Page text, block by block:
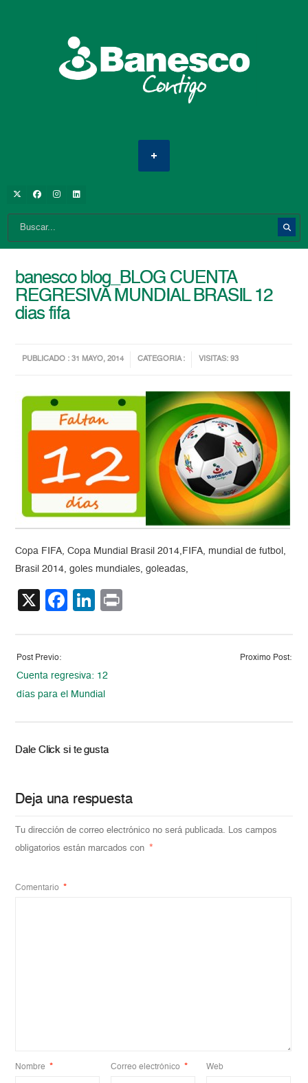
banesco blog_BLOG CUENTA
REGRESIVA MUNDIAL BRASIL 12
dias fifa
PUBLICADO : 31 MAYO, 2014 CATEGORIA : VISITAS: 93
Copa FIFA, Copa Mundial Brasil 2014,FIFA, mundial de futbol,
Brasil 2014, goles mundiales, goleadas,
X Facebook
LinkedIn
Post Previo:
Cuenta regresiva: 12
días para el Mundial
Proximo Post:
Dale Click si te gusta
Deja una respuesta
Tu dirección de correo electrónico no será publicada. Los campos
obligatorios están marcados con
*
Comentario *
Nombre * Correo electrónico * Web